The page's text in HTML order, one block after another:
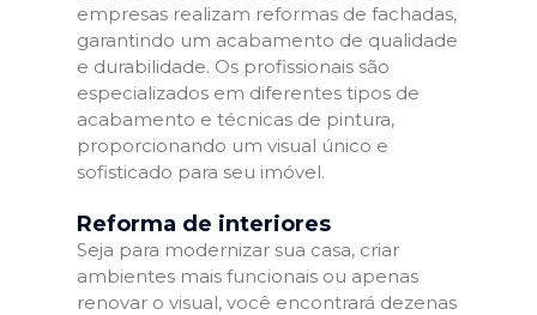
empresas realizam reformas de fachadas,
garantindo um acabamento de qualidade
e durabilidade. Os profissionais são
especializados em diferentes tipos de
acabamento e técnicas de pintura,
proporcionando um visual único e
sofisticado para seu imóvel.
Reforma de interiores
Seja para modernizar sua casa, criar
ambientes mais funcionais ou apenas
renovar o visual, você encontrará dezenas